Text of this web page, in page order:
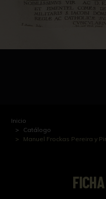
Inicio
Catálogo
Manuel Frockas Pereira y